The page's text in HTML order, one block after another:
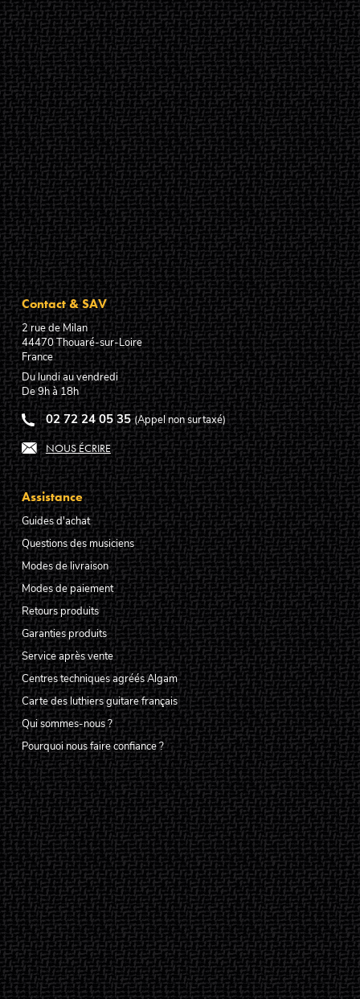
Contact & SAV
2 rue de Milan
44470Thouaré-sur-Loire
France
Du lundi au vendredi
De 9h à 18h
02 72 24 05 35 (Appel non surtaxé)
NOUS ÉCRIRE
Assistance
Guides d'achat
Questions des musiciens
Modes de livraison
Modes de paiement
Retours produits
Garanties produits
Service après vente
Centres techniques agréés Algam
Carte des luthiers guitare français
Qui sommes-nous ?
Pourquoi nous faire confiance ?